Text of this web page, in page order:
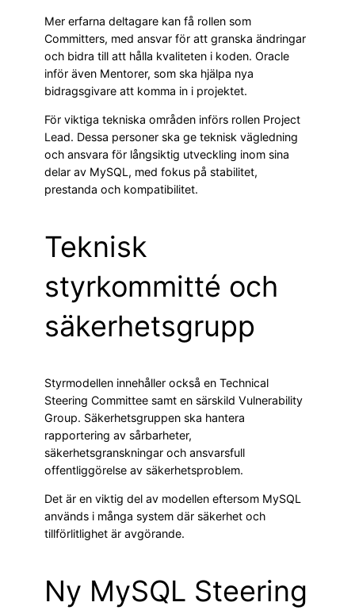
Mer erfarna deltagare kan få rollen som
Committers, med ansvar för att granska ändringar
och bidra till att hålla kvaliteten i koden. Oracle
inför även Mentorer, som ska hjälpa nya
bidragsgivare att komma in i projektet.
För viktiga tekniska områden införs rollen Project
Lead. Dessa personer ska ge teknisk vägledning
och ansvara för långsiktig utveckling inom sina
delar av MySQL, med fokus på stabilitet,
prestanda och kompatibilitet.
Teknisk
styrkommitté och
säkerhetsgrupp
Styrmodellen innehåller också en Technical
Steering Committee samt en särskild Vulnerability
Group. Säkerhetsgruppen ska hantera
rapportering av sårbarheter,
säkerhetsgranskningar och ansvarsfull
offentliggörelse av säkerhetsproblem.
Det är en viktig del av modellen eftersom MySQL
används i många system där säkerhet och
tillförlitlighet är avgörande.
Ny MySQL Steering